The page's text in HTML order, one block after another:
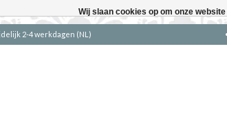
2-4 werkdagen (NL)
Wij slaan cookies op om onze